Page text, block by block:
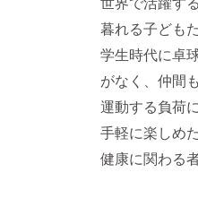
暮れる子どもた
学生時代に卓
がなく、仲間
運動する負荷
手軽に楽しめ
健康に関わる